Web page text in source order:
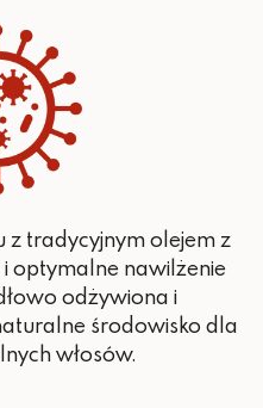
z tradycyjnym olejem z
optymalne nawilżenie
odżywiona i
środowisko dla
włosów.